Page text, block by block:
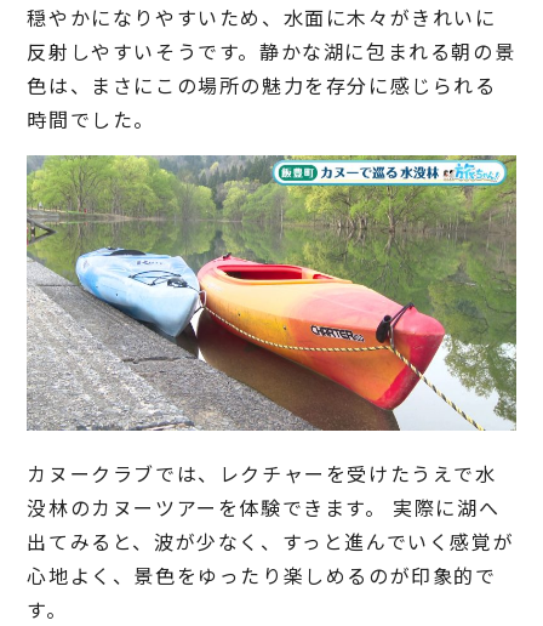
穏やかになりやすいため、水面に木々がきれいに
反射しやすいそうです。静かな湖に包まれる朝の景
色は、まさにこの場所の魅力を存分に感じられる
時間でした。
カヌークラブでは、レクチャーを受けたうえで水
没林のカヌーツアーを体験できます。 実際に湖へ
出てみると、波が少なく、すっと進んでいく感覚が
心地よく、景色をゆったり楽しめるのが印象的で
す。